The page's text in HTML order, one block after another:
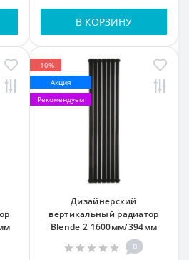
В КОРЗИНУ
-10%
Акция
Рекомендуем
Дизайнерский
вертикальный радиатор
Blende 2 1600мм/394мм
Черный RAL 9005 MAT подкл.
№99
0